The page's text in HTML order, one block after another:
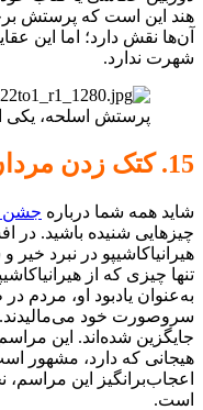
هند این است که پرستش
آن‌ها نقش دارد؛ اما این
شهرت ندارد.
پرستش اسلحه، یکی
15. کتک زدن مردان
شاید همه شما درباره جشن
چیزهایی شنیده باشید. در
هیرانیاکاشیپو در نبرد
تنها چیزی که از
به‌عنوان یادبود او، مردم
سروصورت خود می‌مالیدند.
جایگزین شده‌اند. این
هیجانی که دارد، مشهور
اعجاب‌برانگیز این
است.